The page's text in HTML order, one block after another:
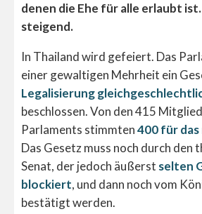
denen die Ehe für alle erlaubt
steigend.
In Thailand wird gefeiert. Das
einer gewaltigen Mehrheit ein
Legalisierung
beschlossen. Von den 415
Parlaments stimmten400 für
Das Gesetz muss noch durch den
Senat, der jedoch äußerst selten
blockiert, und dann noch vom
bestätigt werden.